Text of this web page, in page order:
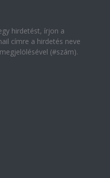
hirdetést, írjon a
címre a hirdetés neve
(#szám).